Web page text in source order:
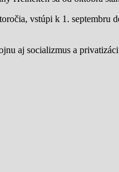
vstúpi k 1. septembru
aj socializmus a